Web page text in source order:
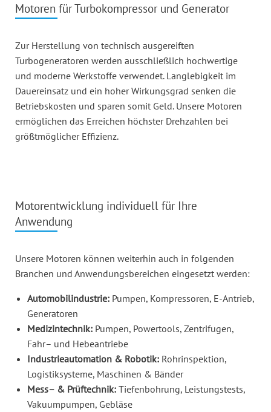
Motoren für Turbokompressor und Generator
Zur Herstellung von technisch ausgereiften
Turbogeneratoren werden ausschließlich hochwertige
und moderne Werkstoffe verwendet. Langlebigkeit im
Dauereinsatz und ein hoher Wirkungsgrad senken die
Betriebskosten und sparen somit Geld. Unsere Motoren
ermöglichen das Erreichen höchster Drehzahlen bei
größtmöglicher Effizienz.
Motorentwicklung individuell für Ihre
Anwendung
Unsere Motoren können weiterhin auch in folgenden
Branchen und Anwendungsbereichen eingesetzt werden:
Automobilindustrie: Pumpen, Kompressoren, E-Antrieb,
Generatoren
Medizintechnik: Pumpen, Powertools, Zentrifugen,
Fahr– und Hebeantriebe
Industrieautomation & Robotik: Rohrinspektion,
Logistiksysteme, Maschinen & Bänder
Mess– & Prüftechnik: Tiefenbohrung, Leistungstests,
Vakuumpumpen, Gebläse